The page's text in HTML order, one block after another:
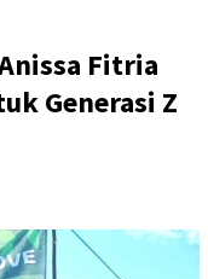
Fitria
Generasi Z